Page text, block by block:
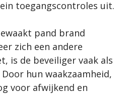
toegangscontroles uit.
pand brand
zich een andere
is de beveiliger vaak als
hun waakzaamheid,
voor afwijkend en